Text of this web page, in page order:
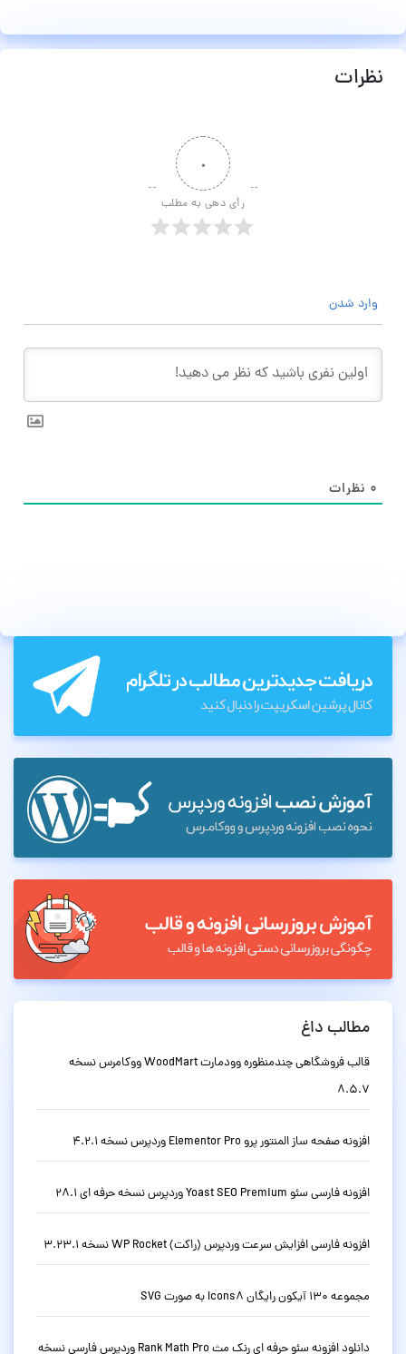
نظرات
۰
رأی دهی به مطلب
وارد شدن
۰ نظرات
مطالب داغ
قالب فروشگاهی چندمنظوره وودمارت WoodMart ووکامرس نسخه
8.5.7
افزونه صفحه ساز المنتور پرو Elementor Pro وردپرس نسخه 4.2.1
افزونه فارسی سئو Yoast SEO Premium وردپرس نسخه حرفه ای 28.1
افزونه فارسی افزایش سرعت وردپرس (راکت) WP Rocket نسخه 3.23.1
مجموعه 130 آیکون رایگان Icons8 به صورت SVG
دانلود افزونه سئو حرفه ای رنک مث Rank Math Pro وردپرس فارسی نسخه